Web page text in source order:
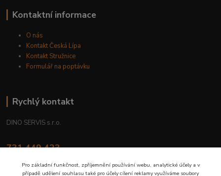
Kontaktní informace
O nás
Kontakt Česká Lípa
Kontakt Stružnice
Formulář na poptávku
Rychlý kontakt
DINO SERVIS s.r.o.
731 449 423
Pro základní funkčnost, zpříjemnění používání webu, analytické účely a v
případě udělení souhlasu také pro účely cílení reklamy využíváme soubory